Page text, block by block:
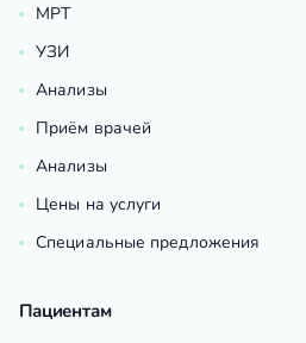
МРТ
УЗИ
Анализы
Приём врачей
Анализы
Цены на услуги
Специальные предложения
Пациентам